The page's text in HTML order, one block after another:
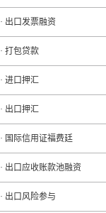
· 出口发票融资
· 打包贷款
· 进口押汇
· 出口押汇
· 国际信用证福费廷
· 出口应收账款池融资
· 出口风险参与